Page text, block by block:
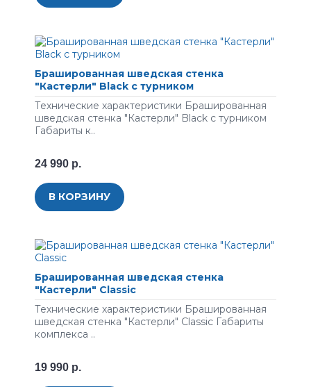
Брашированная шведская стенка
"Кастерли" Black с турником
Технические характеристики Брашированная
шведская стенка "Кастерли" Black с турником
Габариты к..
24 990 р.
В КОРЗИНУ
Брашированная шведская стенка
"Кастерли" Classic
Технические характеристики Брашированная
шведская стенка "Кастерли" Classic Габариты
комплекса ..
19 990 р.